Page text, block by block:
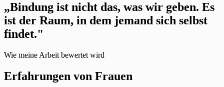
„Bindung ist nicht das, was wir geben. Es
ist der Raum, in dem jemand sich selbst
findet."
Wie meine Arbeit bewertet wird
Erfahrungen von Frauen